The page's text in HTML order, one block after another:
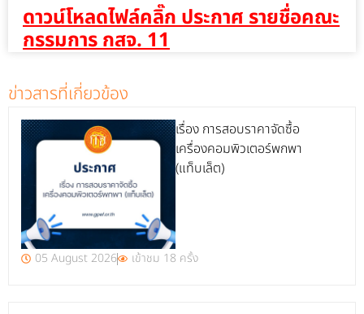
ดาวน์โหลดไฟล์คลิ๊ก ประกาศ รายชื่อคณะ
กรรมการ กสจ. 11
ข่าวสารที่เกี่ยวข้อง
เรื่อง การสอบราคาจัดซื้อ
เครื่องคอมพิวเตอร์พกพา
(แท็บเล็ต)
05 August 2026 เข้าชม 18 ครั้ง